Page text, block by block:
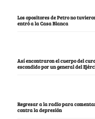
Los opositores de Petro no
entró a la Casa Blanca
Así encontraron el cuerpo del
escondido por un general del
Regresar a la radio para
contra la depresión